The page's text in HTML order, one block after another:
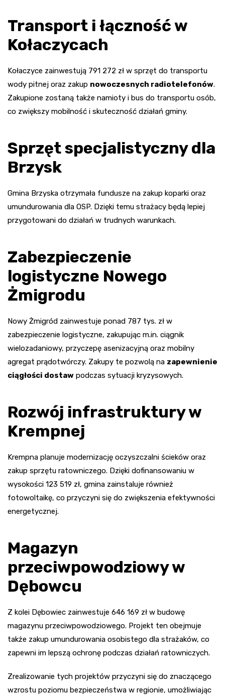
Transport i łączność w
Kołaczycach
Kołaczyce zainwestują 791 272 zł w sprzęt do transportu
wody pitnej oraz zakup nowoczesnych radiotelefonów.
Zakupione zostaną także namioty i bus do transportu osób,
co zwiększy mobilność i skuteczność działań gminy.
Sprzęt specjalistyczny dla
Brzysk
Gmina Brzyska otrzymała fundusze na zakup koparki oraz
umundurowania dla OSP. Dzięki temu strażacy będą lepiej
przygotowani do działań w trudnych warunkach.
Zabezpieczenie
logistyczne Nowego
Żmigrodu
Nowy Żmigród zainwestuje ponad 787 tys. zł w
zabezpieczenie logistyczne, zakupując m.in. ciągnik
wielozadaniowy, przyczepę asenizacyjną oraz mobilny
agregat prądotwórczy. Zakupy te pozwolą na zapewnienie
ciągłości dostaw podczas sytuacji kryzysowych.
Rozwój infrastruktury w
Krempnej
Krempna planuje modernizację oczyszczalni ścieków oraz
zakup sprzętu ratowniczego. Dzięki dofinansowaniu w
wysokości 123 519 zł, gmina zainstaluje również
fotowoltaikę, co przyczyni się do zwiększenia efektywności
energetycznej.
Magazyn
przeciwpowodziowy w
Dębowcu
Z kolei Dębowiec zainwestuje 646 169 zł w budowę
magazynu przeciwpowodziowego. Projekt ten obejmuje
także zakup umundurowania osobistego dla strażaków, co
zapewni im lepszą ochronę podczas działań ratowniczych.
Zrealizowanie tych projektów przyczyni się do znaczącego
wzrostu poziomu bezpieczeństwa w regionie, umożliwiając